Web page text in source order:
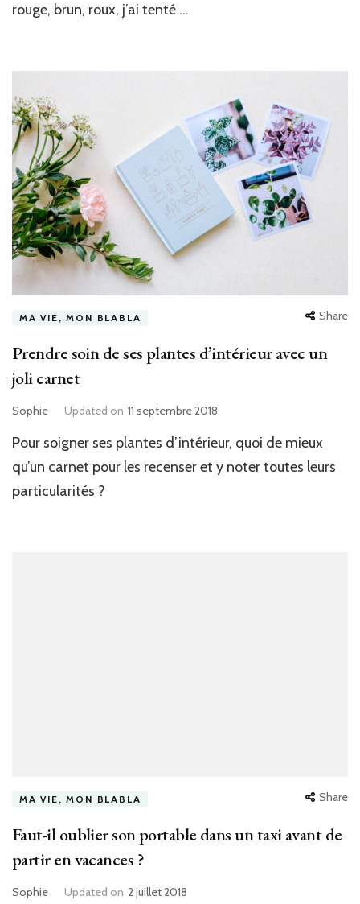
rouge, brun, roux, j’ai tenté …
MA VIE, MON BLABLA Share
Prendre soin de ses plantes d’intérieur avec un
joli carnet
Sophie Updated on 11 septembre 2018
Pour soigner ses plantes d’intérieur, quoi de mieux
qu’un carnet pour les recenser et y noter toutes leurs
particularités ?
MA VIE, MON BLABLA Share
Faut-il oublier son portable dans un taxi avant de
partir en vacances ?
Sophie Updated on 2 juillet 2018